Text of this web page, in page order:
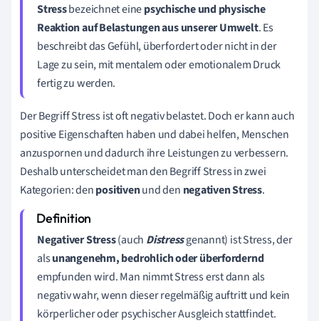
Stressbezeichnet einepsychische und physische
Reaktion auf Belastungen aus unserer Umwelt. Es
beschreibt das Gefühl, überfordert oder nicht in der
Lage zu sein, mit mentalem oder emotionalem Druck
fertig zu werden.
Der Begriff Stress ist oft negativ belastet. Doch er kann auch
positive Eigenschaften haben und dabei helfen, Menschen
anzuspornen und dadurch ihre Leistungen zu verbessern.
Deshalb unterscheidet man den Begriff Stress in zwei
Kategorien: denpositivenund den negativen Stress.
NegativerStress(auch Distressgenannt) ist Stress, der
alsunangenehm, bedrohlich oder überfordernd
empfunden wird. Man nimmt Stress erst dann als
negativ wahr, wenn dieser regelmäßig auftritt und kein
körperlicher oder psychischer Ausgleich stattfindet.